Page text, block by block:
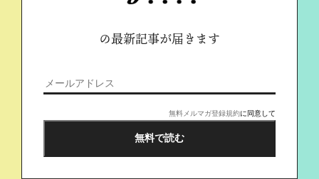
の最新記事が届きます
無料メルマガ登録規約に同意して